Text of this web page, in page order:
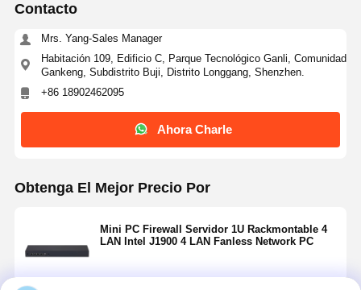
Contacto
Mrs. Yang-Sales Manager
Habitación 109, Edificio C, Parque Tecnológico Ganli, Comunidad
Gankeng, Subdistrito Buji, Distrito Longgang, Shenzhen.
+86 18902462095
Ahora Charle
Obtenga El Mejor Precio Por
Mini PC Firewall Servidor 1U Rackmontable 4
LAN Intel J1900 4 LAN Fanless Network PC